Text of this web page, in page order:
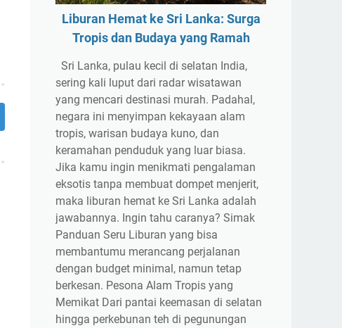
Liburan Hemat ke Sri Lanka: Surga
Tropis dan Budaya yang Ramah
Sri Lanka, pulau kecil di selatan India,
sering kali luput dari radar wisatawan
yang mencari destinasi murah. Padahal,
negara ini menyimpan kekayaan alam
tropis, warisan budaya kuno, dan
keramahan penduduk yang luar biasa.
Jika kamu ingin menikmati pengalaman
eksotis tanpa membuat dompet menjerit,
maka liburan hemat ke Sri Lanka adalah
jawabannya. Ingin tahu caranya? Simak
Panduan Seru Liburan yang bisa
membantumu merancang perjalanan
dengan budget minimal, namun tetap
berkesan. Pesona Alam Tropis yang
Memikat Dari pantai keemasan di selatan
hingga perkebunan teh di pegunungan